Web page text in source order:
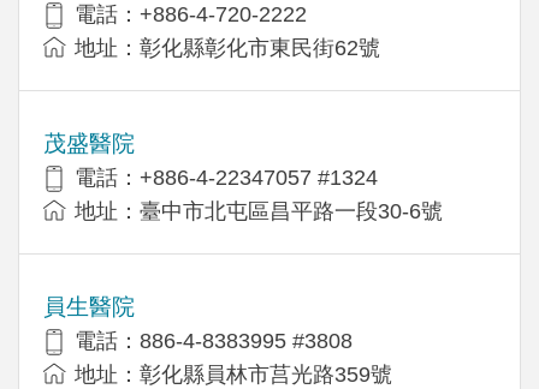
電話：+886-4-720-2222
地址：彰化縣彰化市東民街62號
茂盛醫院
電話：+886-4-22347057 #1324
地址：臺中市北屯區昌平路一段30-6號
員生醫院
電話：886-4-8383995 #3808
地址：彰化縣員林市莒光路359號